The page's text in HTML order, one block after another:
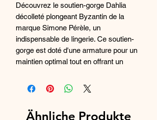
Découvrez le soutien-gorge Dahlia
décolleté plongeant Byzantin de la
marque Simone Pérèle, un
indispensable de lingerie. Ce soutien-
gorge est doté d'une armature pour un
maintien optimal tout en offrant un
coloris Byzantin apporte une touche
de sophistication, tandis que le motif
Fabriqué avec des matières de
Ähnliche Produkte